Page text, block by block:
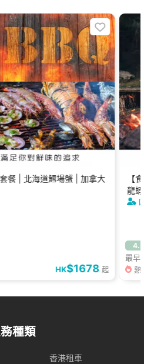
餐 | 北海道鱈場蟹 | 加拿大
HK$1678 起
【
龍
4.3
最早
種類
香港租車